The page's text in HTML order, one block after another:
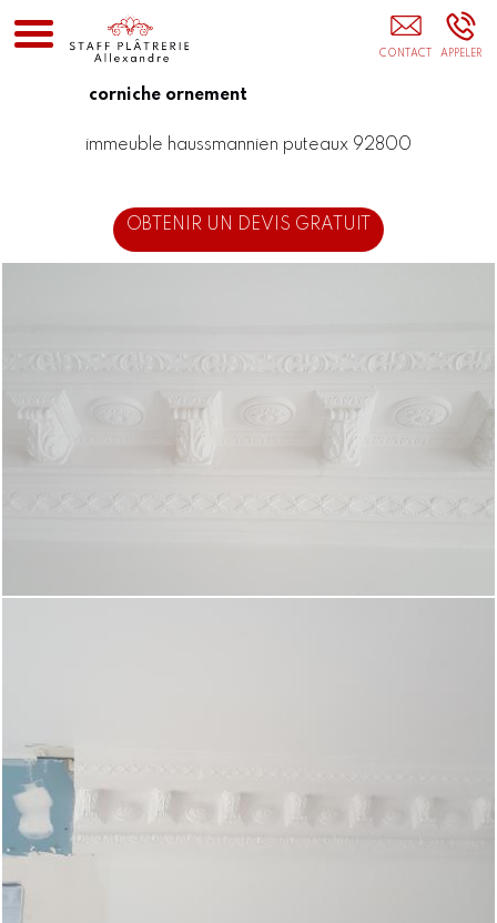
corniche ornement
immeuble haussmannien puteaux 92800
OBTENIR UN DEVIS GRATUIT